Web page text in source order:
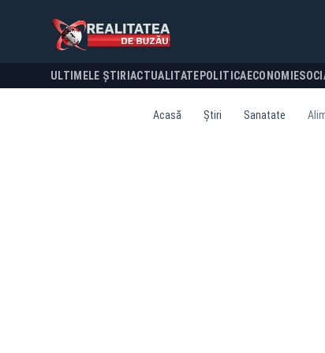
ULTIMELE ȘTIRI ACTUALITATE POLITICA ECONOMIE
Acasă Știri Sanatate